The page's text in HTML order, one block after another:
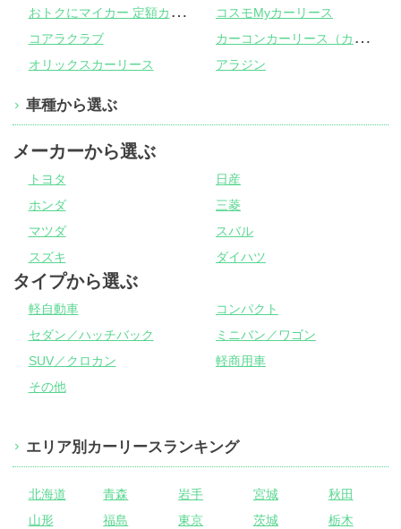
お
トクにマイカー 定額カルモくん
コスモMyカーリース
コアラクラブ
カ
ーコンカーリース（カーコンビニ倶楽部）
オリックスカーリース アラジン
車種から選ぶ
メーカーから選ぶ
トヨタ
日産
ホンダ
三菱
マツダ
スバル
スズキ
ダイハツ
タイプから選ぶ
軽自動車
コンパクト
セダン／ハッチバック
ミニバン／ワゴン
SUV／クロカン
軽商用車
その他
エリア別カーリースランキング
北海道 青森 岩手 宮城
秋田
山形
福島 東京 茨城
栃木